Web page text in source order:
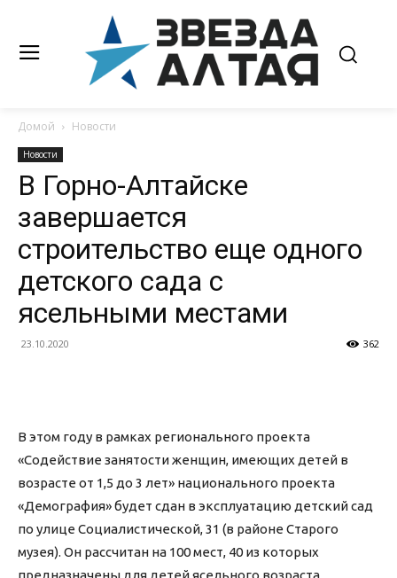
Домой Новости
Новости
В Горно-Алтайске
завершается
строительство еще одного
детского сада с
ясельными местами
23.10.2020 362
В этом году в рамках регионального проекта
«Содействие занятости женщин, имеющих детей в
возрасте от 1,5 до 3 лет» национального проекта
«Демография» будет сдан в эксплуатацию детский сад
по улице Социалистической, 31 (в районе Старого
музея). Он рассчитан на 100 мест, 40 из которых